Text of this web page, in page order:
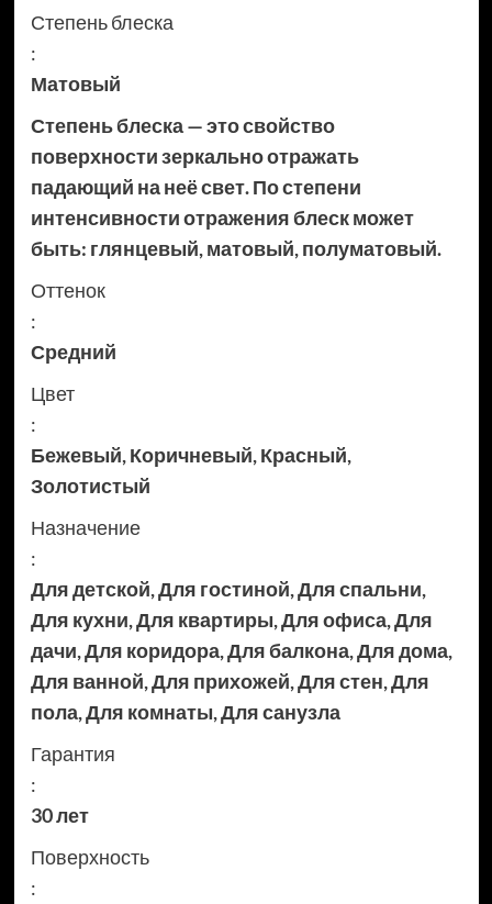
Степень блеска
:
Матовый
Степень блеска — это свойство
поверхности зеркально отражать
падающий на неё свет. По степени
интенсивности отражения блеск может
быть: глянцевый, матовый, полуматовый.
Оттенок
:
Средний
Цвет
:
Бежевый,Коричневый,Красный,
Золотистый
Назначение
:
Для детской,Для гостиной,Для спальни,
Для кухни,Для квартиры,Для офиса,Для
дачи,Для коридора,Для балкона,Для дома,
Для ванной,Для прихожей,Для стен,Для
пола,Для комнаты,Для санузла
Гарантия
:
30 лет
Поверхность
: